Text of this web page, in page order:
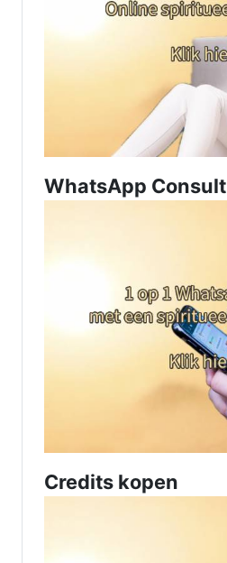
WhatsApp Consult
Credits kopen